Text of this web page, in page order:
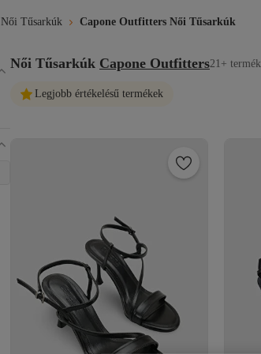
Női Tűsarkúk Capone Outfitters Női Tűsarkúk
Női Tűsarkúk Capone Outfitters21+ termék
Legjobb értékelésű termékek